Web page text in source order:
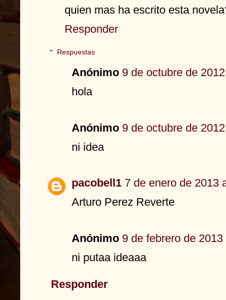
quien mas ha escrito esta
Responder
Respuestas
Anónimo 9 de octubre de
hola
Anónimo 9 de octubre de
ni idea
pacobell1 7 de enero de 2013
Arturo Perez Reverte
Anónimo 9 de febrero de
ni putaa ideaaa
Responder